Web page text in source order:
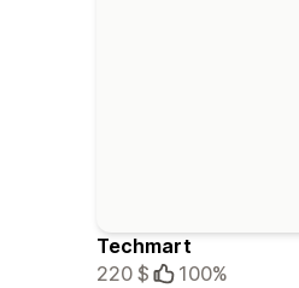
Techmart
220 $
100%